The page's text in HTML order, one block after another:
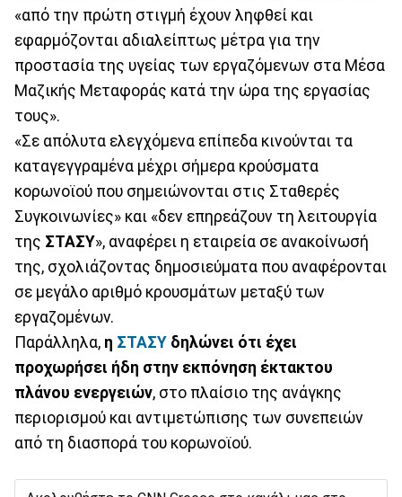
«από την πρώτη στιγμή έχουν ληφθεί και
εφαρμόζονται αδιαλείπτως μέτρα για την
προστασία της υγείας των εργαζόμενων στα Μέσα
Μαζικής Μεταφοράς κατά την ώρα της εργασίας
τους».
«Σε απόλυτα ελεγχόμενα επίπεδα κινούνται τα
καταγεγγραμένα μέχρι σήμερα κρούσματα
κορωνοϊού που σημειώνονται στις Σταθερές
Συγκοινωνίες» και «δεν επηρεάζουν τη λειτουργία
της ΣΤΑΣΥ», αναφέρει η εταιρεία σε ανακοίνωσή
της, σχολιάζοντας δημοσιεύματα που αναφέρονται
σε μεγάλο αριθμό κρουσμάτων μεταξύ των
εργαζομένων.
Παράλληλα, η ΣΤΑΣΥ δηλώνει ότι έχει
προχωρήσει ήδη στην εκπόνηση έκτακτου
πλάνου ενεργειών, στο πλαίσιο της ανάγκης
περιορισμού και αντιμετώπισης των συνεπειών
από τη διασπορά του κορωνοϊού.